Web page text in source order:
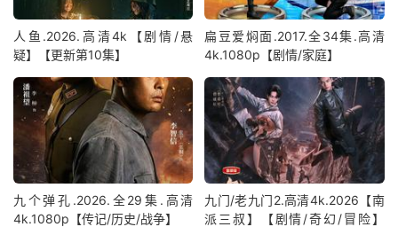
人鱼.2026.高清4k【剧情/悬
疑】【更新第10集】
扁豆爱焖面.2017.全34集.高清
4k.1080p【剧情/家庭】
九个弹孔.2026.全29集.高清
4k.1080p【传记/历史/战争】
九门/老九门2.高清4k.2026【南
派三叔】【剧情/奇幻/冒险】